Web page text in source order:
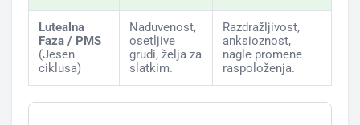
Lutealna
Faza / PMS
(Jesen
ciklusa)
Naduvenost,
osetljive
grudi, želja za
slatkim.
Razdražljivost,
anksioznost,
nagle promene
raspoloženja.